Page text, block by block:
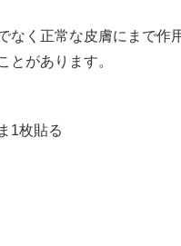
なく正常な皮膚にまで作
とがあります。
1枚貼る